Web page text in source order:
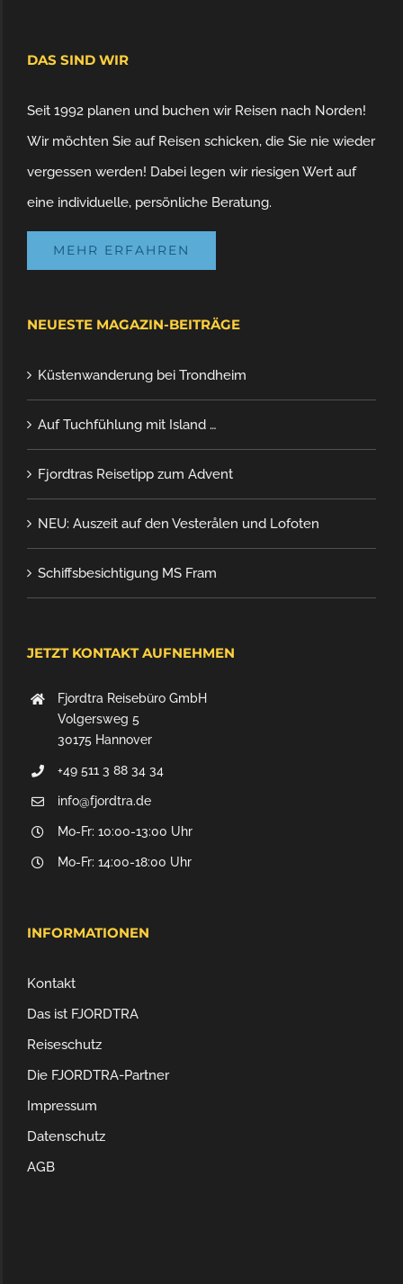
DAS SIND WIR
Seit 1992 planen und buchen wir Reisen nach Norden!
Wir möchten Sie auf Reisen schicken, die Sie nie wieder
vergessen werden! Dabei legen wir riesigen Wert auf
eine individuelle, persönliche Beratung.
MEHR ERFAHREN
NEUESTE MAGAZIN-BEITRÄGE
Küstenwanderung bei Trondheim
Auf Tuchfühlung mit Island …
Fjordtras Reisetipp zum Advent
NEU: Auszeit auf den Vesterålen und Lofoten
Schiffsbesichtigung MS Fram
JETZT KONTAKT AUFNEHMEN
Fjordtra Reisebüro GmbH
Volgersweg 5
30175 Hannover
+49 511 3 88 34 34
info@fjordtra.de
Mo-Fr: 10:00-13:00 Uhr
Mo-Fr: 14:00-18:00 Uhr
INFORMATIONEN
Kontakt
Das ist FJORDTRA
Reiseschutz
Die FJORDTRA-Partner
Impressum
Datenschutz
AGB